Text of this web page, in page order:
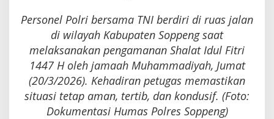
Personel Polri bersama TNI berdiri di ruas jalan
di wilayah Kabupaten Soppeng saat
melaksanakan pengamanan Shalat Idul Fitri
1447 H oleh jamaah Muhammadiyah, Jumat
(20/3/2026). Kehadiran petugas memastikan
situasi tetap aman, tertib, dan kondusif. (Foto:
Dokumentasi Humas Polres Soppeng)